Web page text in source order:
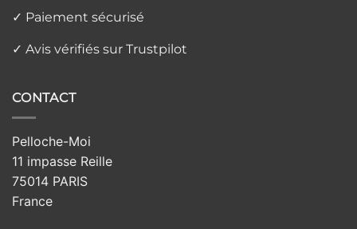
✓ Paiement sécurisé
✓ Avis vérifiés sur Trustpilot
CONTACT
Pelloche-Moi
11 impasse Reille
75014 PARIS
France